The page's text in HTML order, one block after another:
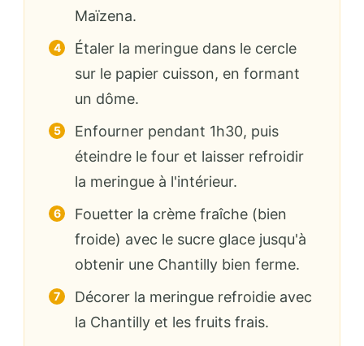
Maïzena.
Étaler la meringue dans le cercle
sur le papier cuisson, en formant
un dôme.
Enfourner pendant 1h30, puis
éteindre le four et laisser refroidir
la meringue à l'intérieur.
Fouetter la crème fraîche (bien
froide) avec le sucre glace jusqu'à
obtenir une Chantilly bien ferme.
Décorer la meringue refroidie avec
la Chantilly et les fruits frais.